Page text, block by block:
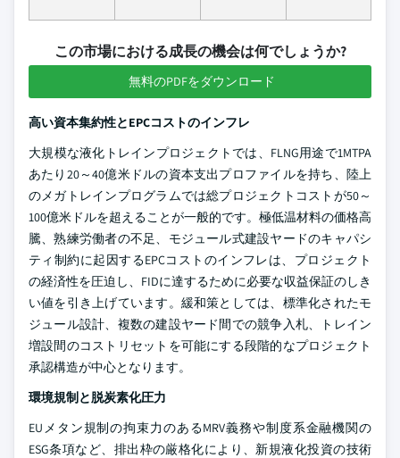
この市場における成長の機会は何でしょうか?
無料のPDFをダウンロード
高い資本集約性とEPCコストのインフレ
大規模な液化トレインプロジェクトでは、FLNG用途で1MTPA
あたり20～40億米ドルの資本支出プロファイルを持ち、陸上
のメガトレインプログラムでは総プロジェクトコストが50～
100億米ドルを超えることが一般的です。極低温材料の価格高
騰、熟練労働者の不足、モジュール式建設ヤードのキャパシ
ティ制約に起因するEPCコストのインフレは、プロジェクト
の経済性を圧迫し、FIDに達するために必要な収益保証のしき
い値を引き上げています。緩和策としては、標準化されたモ
ジュール設計、複数の建設ヤード間での競争入札、トレイン
増設間のコストリセットを可能にする段階的なプロジェクト
承認構造が中心となります。
環境規制と脱炭素化圧力
EUメタン規制の拘束力のあるMRV義務や制度系金融機関の
ESG条項など、排出枠の厳格化により、新規液化投資の技術